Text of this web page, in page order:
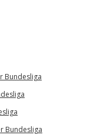
Bundesliga
Bundesliga